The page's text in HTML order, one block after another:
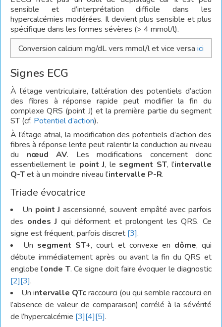
sensible et d’interprétation difficile dans les
hypercalcémies modérées. Il devient plus sensible et plus
spécifique dans les formes sévères (> 4 mmol/l).
Conversion calcium mg/dL vers mmol/l et vice versa ici
Signes ECG
À l’étage ventriculaire, l’altération des potentiels d’action
des fibres à réponse rapide peut modifier la fin du
complexe QRS (point J) et la première partie du segment
ST (cf. Potentiel d’action).
À l’étage atrial, la modification des potentiels d’action des
fibres à réponse lente peut ralentir la conduction au niveau
du nœud AV. Les modifications concernent donc
essentiellement le point J, le segment ST, l’intervalle
Q-Tet à un moindre niveau l’intervalle P-R.
Triade évocatrice
Un point J ascensionné, souvent empâté avec parfois
des ondes J qui déforment et prolongent les QRS. Ce
signe est fréquent, parfois discret [3].
Un segment ST+, court et convexe en dôme, qui
débute immédiatement après ou avant la fin du QRS et
englobe l’onde T. Ce signe doit faire évoquer le diagnostic
[2][3].
Un intervalle QTcraccourci (ou qui semble raccourci en
l’absence de valeur de comparaison) corrélé à la sévérité
de l’hypercalcémie [3][4][5].